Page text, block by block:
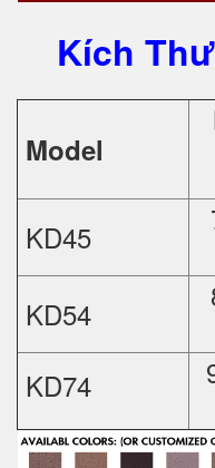
Kích
Model
KD45
KD54
KD74